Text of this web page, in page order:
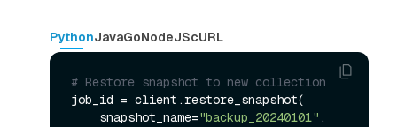
PythonJavaGoNodeJScURL
# Restore snapshot to new collection
job_id = client.restore_snapshot(
    snapshot_name=
"backup_20240101" ,